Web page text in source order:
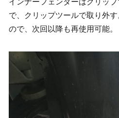
で、クリップツールで取り外
ので、次回以降も再使用可能。